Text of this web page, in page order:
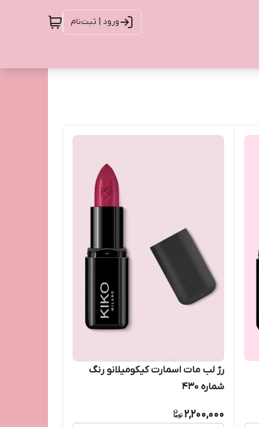
ورود | ثبت‌نام
رژ لب مات اسمارت کیکومیلانو رنگ
شماره 430
2,200,000